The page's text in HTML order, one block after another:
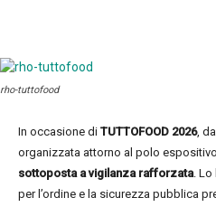
rho-tuttofood
In occasione di TUTTOFOOD 2026,
organizzata attorno al polo
sottoposta a vigilanza rafforzata. Lo
per l’ordine e la sicurezza pubblica